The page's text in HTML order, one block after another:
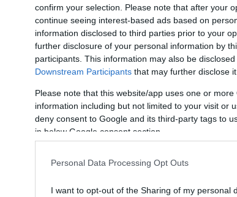
confirm your selection. Please note that after your
continue seeing interest-based ads based on
information disclosed to third parties prior to your
further disclosure of your personal information by
participants. This information may also be
Downstream Participants that may further disclose
Please note that this website/app uses one or
information including but not limited to your visit or
deny consent to Google and its third-party tags to
in below Google consent section.
Personal Data Processing Opt Outs
I want to opt-out of the Sharing of my personal
Διεγράφη από τη ΝΔ ο βουλευτής
Άγρια δολοφονία στη Χαλκιδική:
με τσεκούρι 53χρονο μπροστά στην